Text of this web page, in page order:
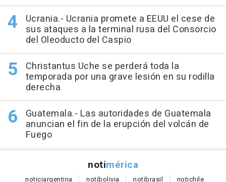
Ucrania.- Ucrania promete a EEUU el cese de
sus ataques a la terminal rusa del Consorcio
del Oleoducto del Caspio
Christantus Uche se perderá toda la
temporada por una grave lesión en su rodilla
derecha
Guatemala.- Las autoridades de Guatemala
anuncian el fin de la erupción del volcán de
Fuego
notimérica
noticiargentina notibolivia notibrasil notichile